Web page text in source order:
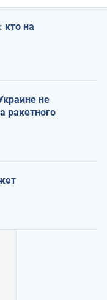
кто на
не
ракетного